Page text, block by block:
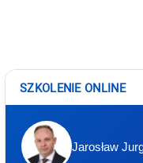
SZKOLENIE ONLINE
Jarosław